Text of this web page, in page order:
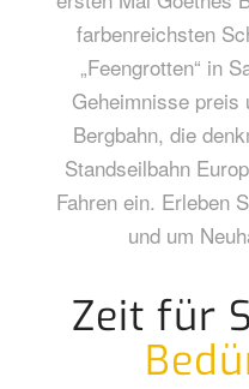
farbenreichsten
„Feengrotten“ in
Geheimnisse preis
Bergbahn, die
Standseilbahn
Fahren ein. Erleben
und um
Zeit für